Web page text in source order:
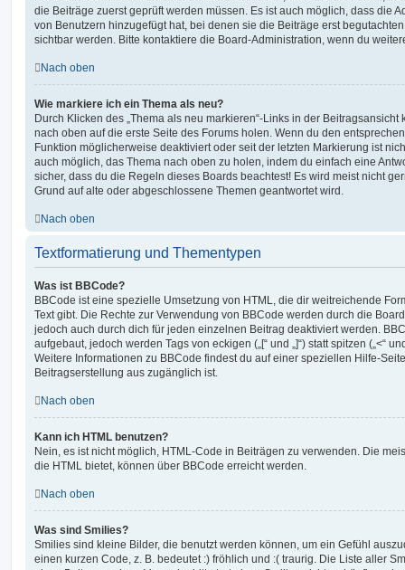
die Beiträge zuerst geprüft werden müssen. Es ist auch möglich, dass die
von Benutzern hinzugefügt hat, bei denen sie die Beiträge erst
sichtbar werden. Bitte kontaktiere die Board-Administration, wenn du
Nach oben
Wie markiere ich ein Thema als neu?
Durch Klicken des „Thema als neu markieren“-Links in der
nach oben auf die erste Seite des Forums holen. Wenn du den
Funktion möglicherweise deaktiviert oder seit der letzten Markierung ist
auch möglich, das Thema nach oben zu holen, indem du einfach eine
sicher, dass du die Regeln dieses Boards beachtest! Es wird meist nicht
Grund auf alte oder abgeschlossene Themen geantwortet wird.
Nach oben
Textformatierung und Thementypen
Was ist BBCode?
BBCode ist eine spezielle Umsetzung von HTML, die dir weitreichende
Text gibt. Die Rechte zur Verwendung von BBCode werden durch die
jedoch auch durch dich für jeden einzelnen Beitrag deaktiviert werden.
aufgebaut, jedoch werden Tags von eckigen („[“ und „]“) statt spitzen („<“
Weitere Informationen zu BBCode findest du auf einer speziellen Hilfe-
Beitragserstellung aus zugänglich ist.
Nach oben
Kann ich HTML benutzen?
Nein, es ist nicht möglich, HTML-Code in Beiträgen zu verwenden. Die
die HTML bietet, können über BBCode erreicht werden.
Nach oben
Was sind Smilies?
Smilies sind kleine Bilder, die benutzt werden können, um ein Gefühl
einen kurzen Code, z. B. bedeutet :) fröhlich und :( traurig. Die Liste aller